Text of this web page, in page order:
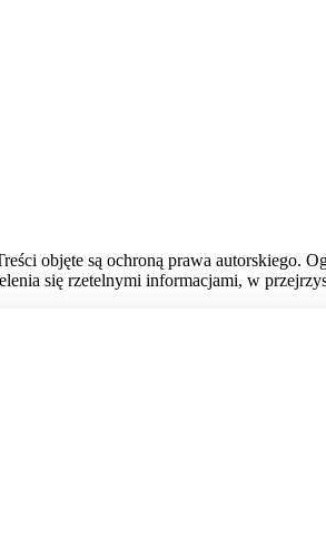
objęte są ochroną prawa autorskiego.
się rzetelnymi informacjami, w